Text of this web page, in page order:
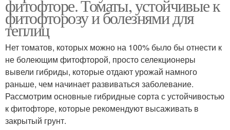
фитофторе. Томаты, устойчивые к
фитофторозу и болезнями для
теплиц
Нет томатов, которых можно на 100% было бы отнести к
не болеющим фитофторой, просто селекционеры
вывели гибриды, которые отдают урожай намного
раньше, чем начинает развиваться заболевание.
Рассмотрим основные гибридные сорта с устойчивостью
к фитофторе, которые рекомендуют высаживать в
закрытый грунт.